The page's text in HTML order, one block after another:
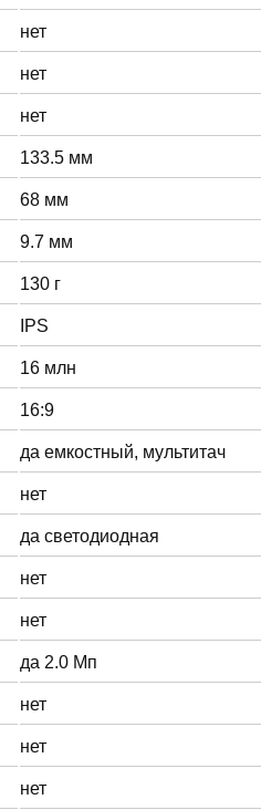
нет
нет
нет
133.5 мм
68 мм
9.7 мм
130 г
IPS
16 млн
16:9
да емкостный, мультитач
нет
да светодиодная
нет
нет
да 2.0 Мп
нет
нет
нет